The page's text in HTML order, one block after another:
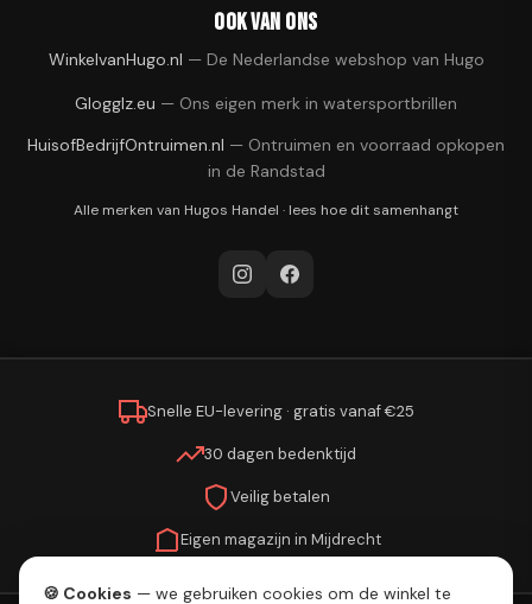
Ook van ons
WinkelvanHugo.nl — De Nederlandse webshop van Hugo
Glogglz.eu — Ons eigen merk in watersportbrillen
HuisofBedrijfOntruimen.nl — Ontruimen en voorraad opkopen
in de Randstad
Alle merken van Hugos Handel · lees hoe dit samenhangt
Snelle EU-levering · gratis vanaf €25
30 dagen bedenktijd
Veilig betalen
Eigen magazijn in Mijdrecht
🍪 Cookies — we gebruiken cookies om de winkel te